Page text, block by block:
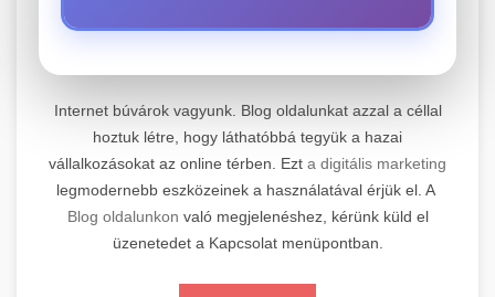
+
Professzionális elektromos roller javítási és
karbantartási szolgáltatások. Szakértő
technikusaink minőségi szervízt nyújtanak
minden jelentős márkához és modellhez.
Szervizközpont Látogatása
📊 2. Online Marketing
Ügynökség
+
Átfogó online marketing szolgáltatások,
beleértve a SEO-t, közösségi média kezelést és
Internet búvárok vagyunk. Blog oldalunkat azzal a céllal
hoztuk létre, hogy láthatóbbá tegyük a hazai
vállalkozásokat az online térben. Ezt a digitális marketing
legmodernebb eszközeinek a használatával érjük el. A
Blog oldalunkon való megjelenéshez, kérünk küld el
üzenetedet a Kapcsolat menüpontban.